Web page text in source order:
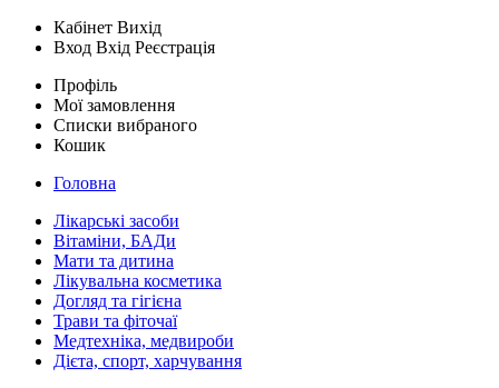
Кабінет Вихід
Вход Вхід Реєстрація
Профіль
Мої замовлення
Списки вибраного
Кошик
Головна
Лікарські засоби
Вітаміни, БАДи
Мати та дитина
Лікувальна косметика
Догляд та гігієна
Трави та фіточаї
Медтехніка, медвироби
Дієта, спорт, харчування